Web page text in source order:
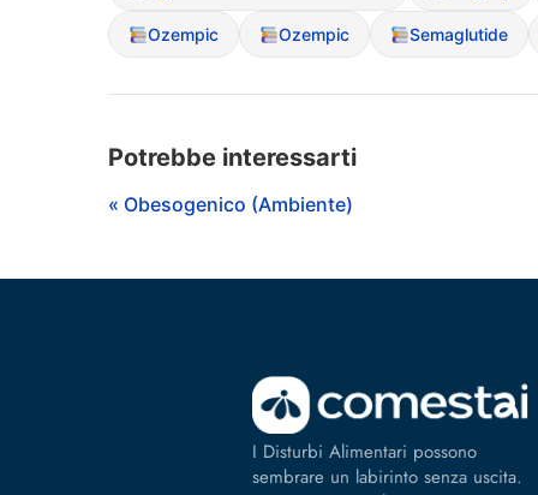
Ozempic Ozempic Semaglutide
Potrebbe interessarti
« Obesogenico (Ambiente)
I Disturbi Alimentari possono
sembrare un labirinto senza uscita.